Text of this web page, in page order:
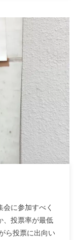
に参加すべく
、投票率が最低
ら投票に出向い